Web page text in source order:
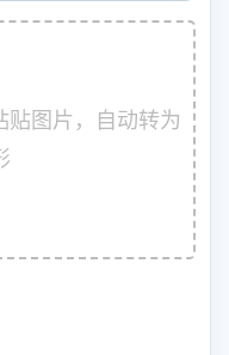
贴图片，自动转为